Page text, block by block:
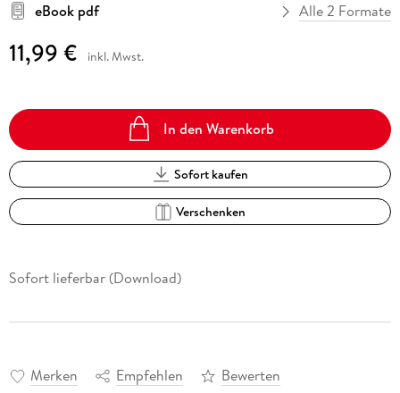
eBook pdf
Alle 2 Formate
11,99 € inkl. Mwst.
In den Warenkorb
Sofort kaufen
Verschenken
Sofort lieferbar (Download)
Merken Empfehlen Bewerten